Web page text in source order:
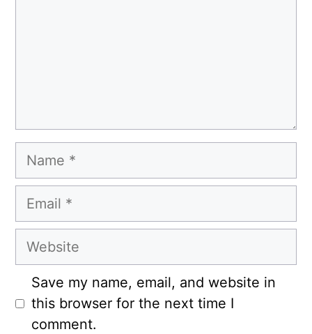
Name
Email
Website
Save my name, email, and website in
this browser for the next time I
comment.